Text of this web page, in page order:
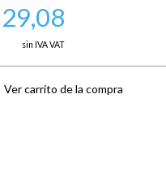
29,08
sin IVA VAT
Ver carrito de la compra